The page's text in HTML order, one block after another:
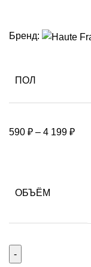
Бренд:
ПОЛ
590 ₽ – 4 199 ₽
ОБЪЁМ